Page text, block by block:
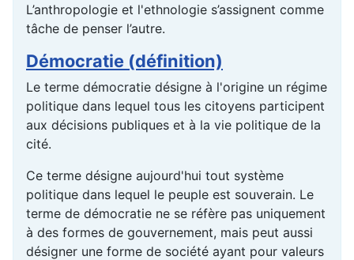
L’anthropologie et l'ethnologie s’assignent comme
tâche de penser l’autre.
Démocratie (définition)
Le terme démocratie désigne à l'origine un régime
politique dans lequel tous les citoyens participent
aux décisions publiques et à la vie politique de la
cité.
Ce terme désigne aujourd'hui tout système
politique dans lequel le peuple est souverain. Le
terme de démocratie ne se réfère pas uniquement
à des formes de gouvernement, mais peut aussi
désigner une forme de société ayant pour valeurs